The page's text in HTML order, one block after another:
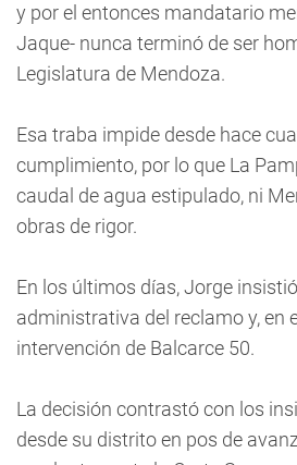
y por el entonces mandatario
Jaque- nunca terminó de ser
Legislatura de Mendoza.
Esa traba impide desde hace
cumplimiento, por lo que La
caudal de agua estipulado, ni
obras de rigor.
En los últimos días, Jorge
administrativa del reclamo y, en
intervención de Balcarce 50.
La decisión contrastó con los
desde su distrito en pos de